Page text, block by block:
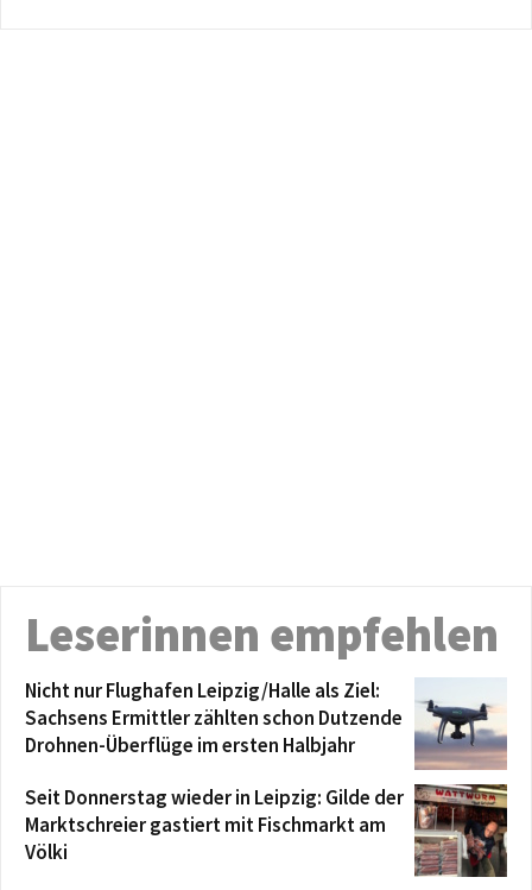
Leserinnen empfehlen
Nicht nur Flughafen Leipzig/Halle als Ziel:
Sachsens Ermittler zählten schon Dutzende
Drohnen-Überflüge im ersten Halbjahr
Seit Donnerstag wieder in Leipzig: Gilde der
Marktschreier gastiert mit Fischmarkt am
Völki